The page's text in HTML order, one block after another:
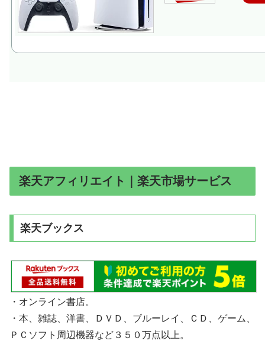
楽天アフィリエイト｜楽天市場サービス
楽天ブックス
・オンライン書店。
・本、雑誌、洋書、ＤＶＤ、ブルーレイ、ＣＤ、ゲーム、
ＰＣソフト周辺機器など３５０万点以上。